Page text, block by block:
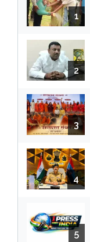
1
2
3
4
5